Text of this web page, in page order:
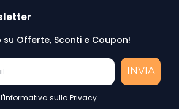
Offerte, Sconti e Coupon!
INVIA
Policy sulla Privacy